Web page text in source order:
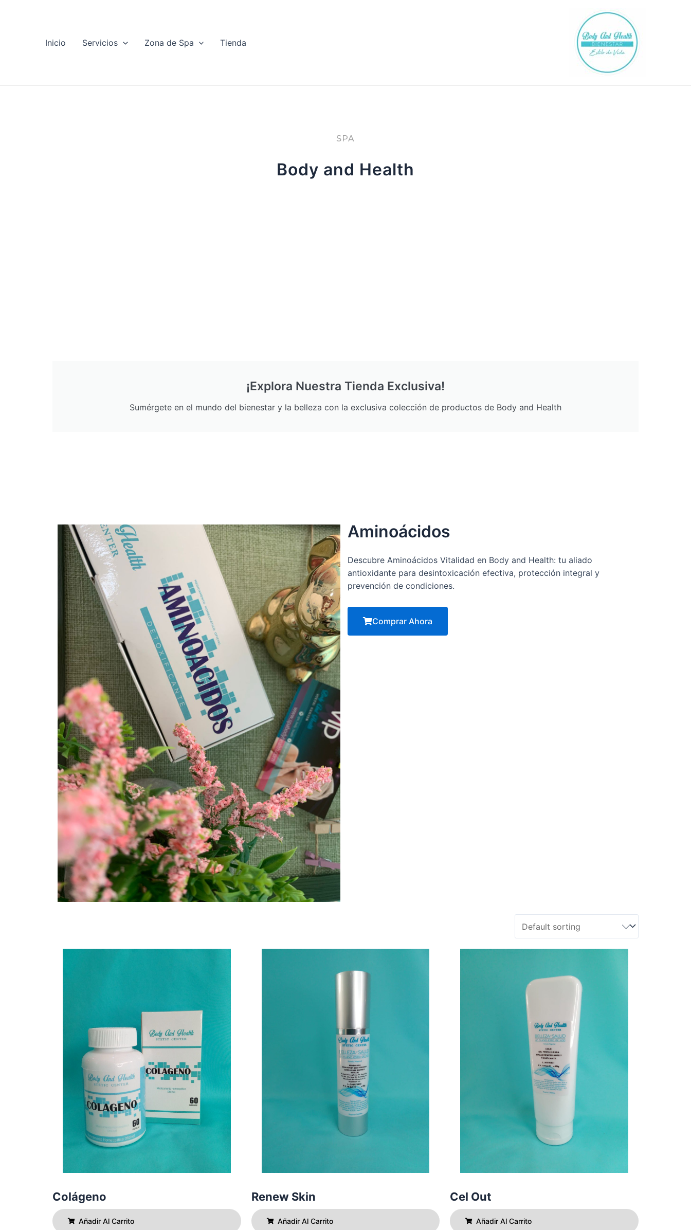
Inicio
Servicios Zona de Spa Tienda
SPA
Body and Health
¡Explora Nuestra Tienda Exclusiva!
Sumérgete en el mundo del bienestar y la belleza con la exclusiva colección de productos de Body and Health
Aminoácidos
Descubre Aminoácidos Vitalidad en Body and Health: tu aliado
antioxidante para desintoxicación efectiva, protección integral y
prevención de condiciones.
Comprar Ahora
Colágeno
Añadir Al Carrito
Renew Skin
Añadir Al Carrito
Cel Out
Añadir Al Carrito